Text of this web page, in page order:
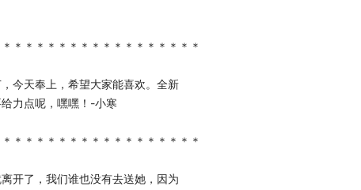
＊＊＊＊＊＊＊＊＊＊＊＊＊＊＊＊＊
今天奉上，希望大家能喜欢。全新
力点呢，嘿嘿！-小寒
＊＊＊＊＊＊＊＊＊＊＊＊＊＊＊＊＊
开了，我们谁也没有去送她，因为